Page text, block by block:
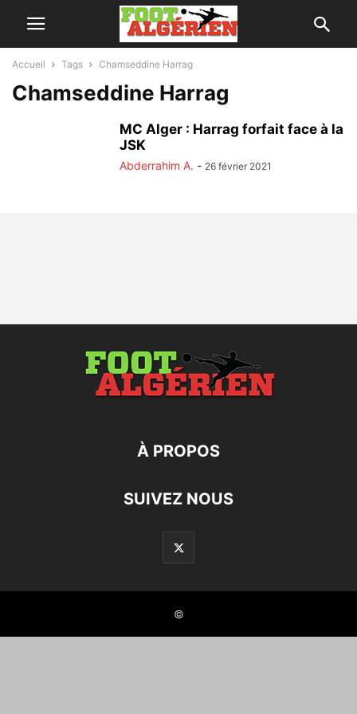
Accueil Tags Chamseddine Harrag
Chamseddine Harrag
MC Alger : Harrag forfait face à la
JSK
Abderrahim A. - 26 février 2021
À PROPOS
SUIVEZ NOUS
©